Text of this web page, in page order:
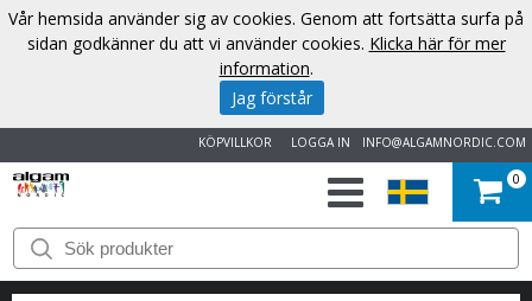
INFO@ALGAMNORDIC.COM
LOGGA IN
KÖPVILLKOR
START
VARUMÄRKEN
0
Vår hemsida använder sig av cookies. Genom att fortsätta surfa på
sidan godkänner du att vi använder cookies. Klicka här för mer
information.
Jag förstår